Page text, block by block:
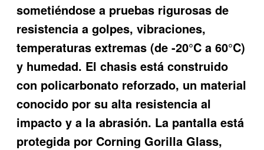
sometiéndose a pruebas rigurosas de
resistencia a golpes, vibraciones,
temperaturas extremas (de -20°C a 60°C)
y humedad. El chasis está construido
con policarbonato reforzado, un material
conocido por su alta resistencia al
impacto y a la abrasión. La pantalla está
protegida por Corning Gorilla Glass,